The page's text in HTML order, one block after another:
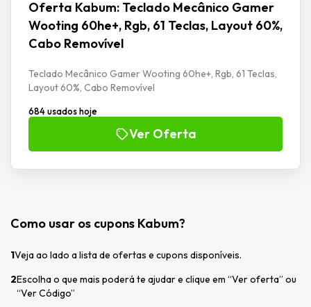
Oferta Kabum: Teclado Mecânico Gamer
Wooting 60he+, Rgb, 61 Teclas, Layout 60%,
Cabo Removível
Teclado Mecânico Gamer Wooting 60he+, Rgb, 61 Teclas,
Layout 60%, Cabo Removível
684 usados hoje
Ver Oferta
Como usar os cupons Kabum?
1Veja ao lado a lista de ofertas e cupons disponíveis.
2Escolha o que mais poderá te ajudar e clique em “Ver oferta” ou
“Ver Código”